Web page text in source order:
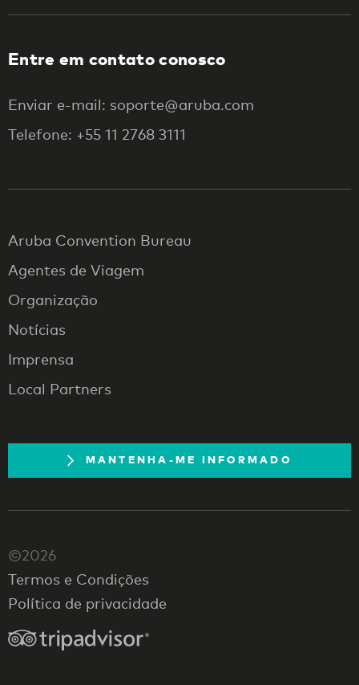
Entre em contato conosco
Enviar e-mail: soporte@aruba.com
Telefone: +55 11 2768 3111
Aruba Convention Bureau
Agentes de Viagem
Organização
Notícias
Imprensa
Local Partners
MANTENHA-ME INFORMADO
©2026
Termos e Condições
Política de privacidade